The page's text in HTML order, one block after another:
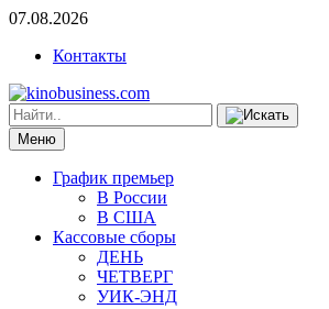
07.08.2026
Контакты
Меню
График премьер
В России
В США
Кассовые сборы
ДЕНЬ
ЧЕТВЕРГ
УИК-ЭНД